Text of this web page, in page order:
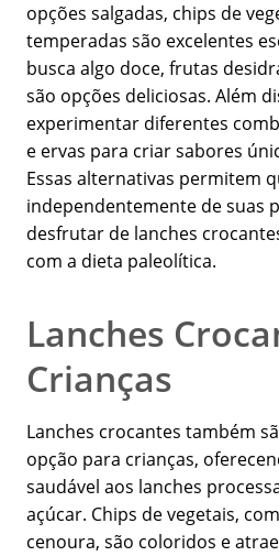
opções salgadas, chips de
temperadas são excelentes
busca algo doce, frutas
são opções deliciosas. Além
experimentar diferentes
e ervas para criar sabores
Essas alternativas permitem
independentemente de suas
desfrutar de lanches
com a dieta paleolítica.
Lanches
Crianças
Lanches crocantes também
opção para crianças,
saudável aos lanches
açúcar. Chips de vegetais,
cenoura, são coloridos e